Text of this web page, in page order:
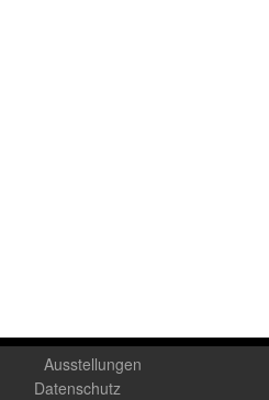
Ausstellungen
Datenschutz